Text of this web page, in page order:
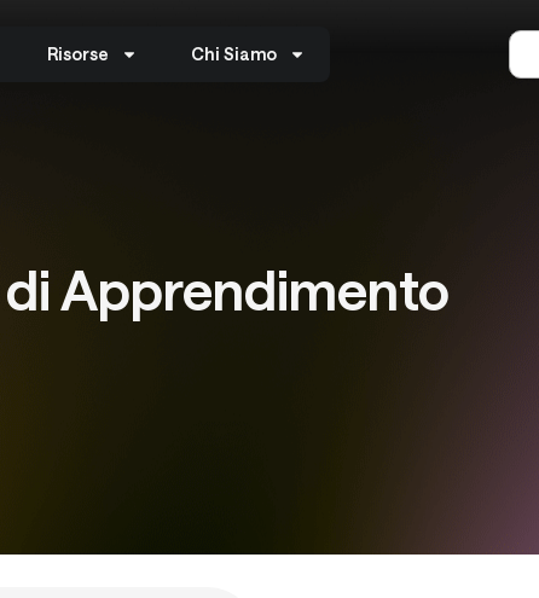
Risorse Chi Siamo
Apprendimento